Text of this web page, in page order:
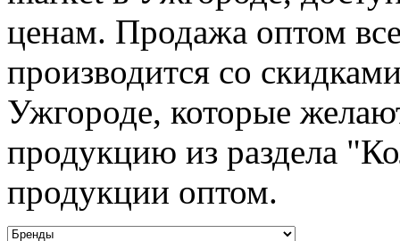
ценам. Продажа оптом
производится со
Ужгороде, которые
продукцию из раздела
продукции оптом.